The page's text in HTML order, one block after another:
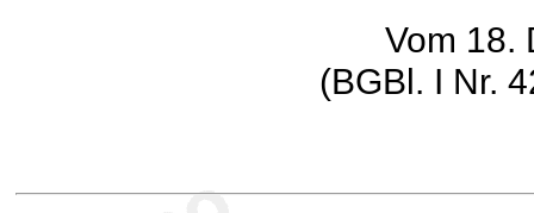
Vom 18.
(BGBl. I Nr.